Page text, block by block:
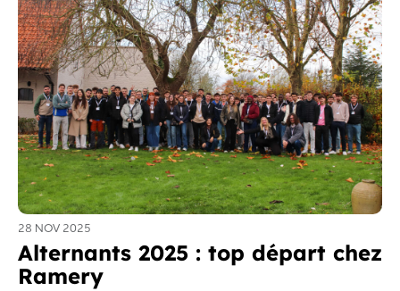
28 NOV 2025
Alternants 2025 : top départ chez
Ramery